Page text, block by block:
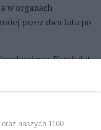
w organach
przez dwa lata po
Kandydat
programu
trzecie i kolejne
naszych 1160